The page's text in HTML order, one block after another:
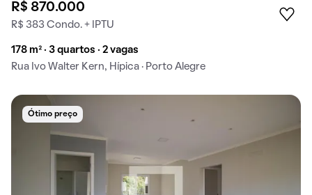
R$ 870.000
R$ 383 Condo. + IPTU
178 m² · 3 quartos · 2 vagas
Rua Ivo Walter Kern, Hípica · Porto Alegre
Ótimo preço